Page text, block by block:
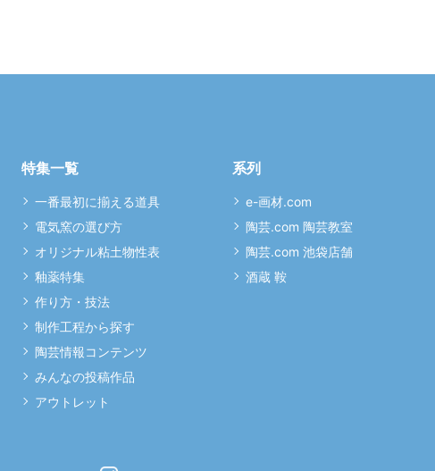
特集一覧
一番最初に揃える道具
電気窯の選び方
オリジナル粘土物性表
釉薬特集
作り方・技法
制作工程から探す
陶芸情報コンテンツ
みんなの投稿作品
アウトレット
系列
e-画材.com
陶芸.com 陶芸教室
陶芸.com 池袋店舗
酒蔵 鞍